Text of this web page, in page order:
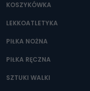
KOSZYKÓWKA
LEKKOATLETYKA
PIŁKA NOŻNA
PIŁKA RĘCZNA
SZTUKI WALKI